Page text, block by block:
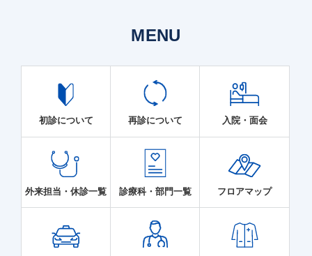
MENU
初診について 再診について 入院・面会
外来担当・休診一覧 診療科・部門一覧 フロアマップ